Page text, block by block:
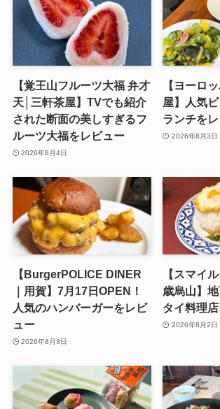
【覚王山フルーツ大福 弁才
天│三軒茶屋】TVでも紹介
された断面の美しすぎるフ
ルーツ大福をレビュー
2026年8月4日
【ヨーロ
屋】人気
ランチを
2026年8月3日
【BurgerPOLICE DINER
｜用賀】7月17日OPEN！
人気のハンバーガーをレビ
ュー
2026年8月3日
【スマイ
歳烏山】
タイ料理
2026年8月2日